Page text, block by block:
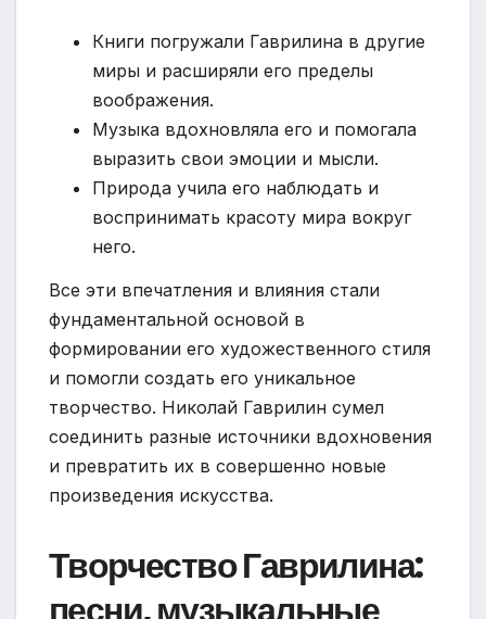
Книги погружали Гаврилина в другие
миры и расширяли его пределы
воображения.
Музыка вдохновляла его и помогала
выразить свои эмоции и мысли.
Природа учила его наблюдать и
воспринимать красоту мира вокруг
него.
Все эти впечатления и влияния стали
фундаментальной основой в
формировании его художественного стиля
и помогли создать его уникальное
творчество. Николай Гаврилин сумел
соединить разные источники вдохновения
и превратить их в совершенно новые
произведения искусства.
Творчество Гаврилина: